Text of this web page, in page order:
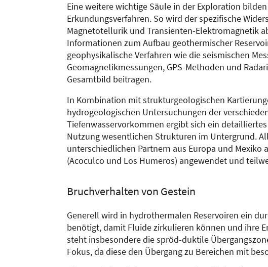
Eine weitere wichtige Säule in der Exploration
Erkundungsverfahren. So wird der spezifische
Magnetotellurik und Transienten-Elektromagnetik
Informationen zum Aufbau geothermischer
geophysikalische Verfahren wie die seismischen
Geomagnetikmessungen, GPS-Methoden und
Gesamtbild beitragen.
In Kombination mit strukturgeologischen
hydrogeologischen Untersuchungen der
Tiefenwasservorkommen ergibt sich ein
Nutzung wesentlichen Strukturen im Untergrund.
unterschiedlichen Partnern aus Europa und Mexiko
(Acoculco und Los Humeros) angewendet und
Bruchverhalten von Gestein
Generell wird in hydrothermalen Reservoiren ein
benötigt, damit Fluide zirkulieren können und ihre
steht insbesondere die spröd-duktile
Fokus, da diese den Übergang zu Bereichen mit